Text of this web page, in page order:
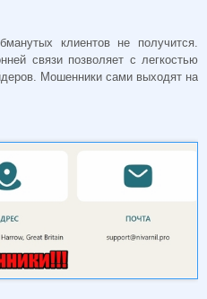
клиентов не получится.
связи позволяет с легкостью
Мошенники сами выходят на